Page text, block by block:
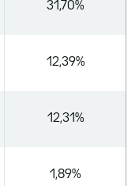
31,70%
12,39%
12,31%
1,89%